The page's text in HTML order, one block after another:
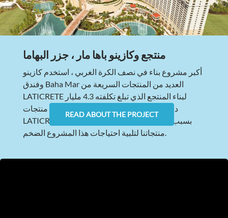
منتجع وكازينو باها مار ، جزر البهاما
أكبر مشروع بناء في نصف الكرة الغربي ، استخدم كازينو
وفندق Baha Mar العديد من المنتجات السريعة من
LATICRETE لبناء المنتجع الذي تبلغ تكلفته 4.3 مليار
دولار. اختارت شركة إدارة البناء استخدام منتجات
LATICRETE® بسبب سجلنا الحافل وقدرتنا ومحفظة
منتجاتنا لتلبية احتياجات هذا المشروع الضخم.
READ ABOUT THE PROJECT